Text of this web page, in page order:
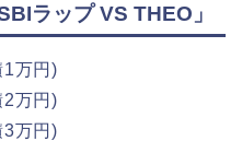
ラップ VS THEO」
万円)
万円)
万円)